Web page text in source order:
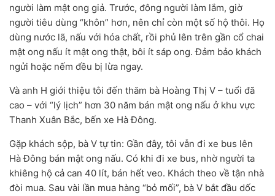
người làm mật ong giả. Trước, đông người làm lắm, giờ
người tiêu dùng “khôn” hơn, nên chỉ còn một số hộ thôi. Họ
dùng nước lã, nấu với hóa chất, rồi phủ lên trên gần cổ chai
mật ong nấu ít mật ong thật, bôi ít sáp ong. Đảm bảo khách
ngửi hoặc nếm đều bị lừa ngay.
Và anh H giới thiệu tôi đến thăm bà Hoàng Thị V – tuổi đã
cao – với “lý lịch” hơn 30 năm bán mật ong nấu ở khu vực
Thanh Xuân Bắc, bến xe Hà Đông.
Gặp khách sộp, bà V tự tin: Gần đây, tôi vẫn đi xe bus lên
Hà Đông bán mật ong nấu. Có khi đi xe bus, nhờ người ta
khiêng hộ cả can 40 lít, bán hết veo. Khách theo về tận nhà
đòi mua. Sau vài lần mua hàng “bỏ mối”, bà V bắt đầu dốc